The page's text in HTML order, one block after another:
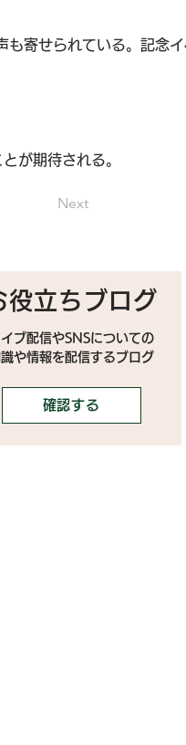
寄せられている。記念
が期待される。
Next
役立ちブログ
ブ配信やSNSについての
や情報を配信するブログ
確認する